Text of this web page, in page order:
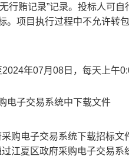
行贿记录”记录。投标人可
。项目执行过程中不允许
2024年07月08日 ，每天上午
电子交易系统中下载文件
购电子交易系统下载招标
江夏区政府采购电子交易